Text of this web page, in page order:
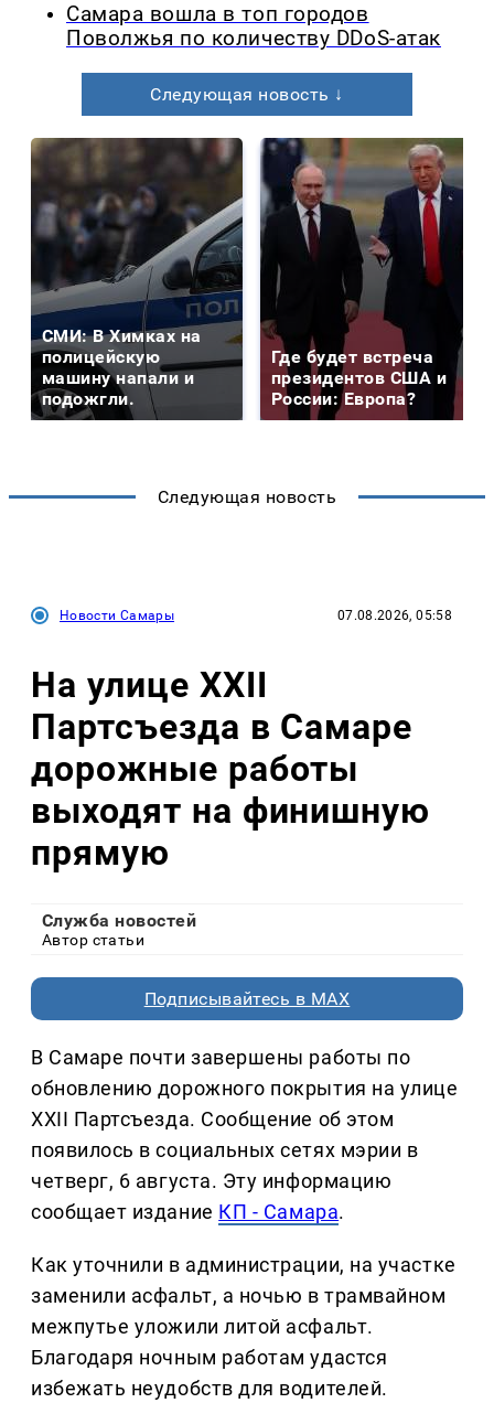
Самара вошла в топ городов
Поволжья по количеству DDoS-атак
Следующая новость ↓
СМИ: В Химках на
полицейскую
машину напали и
подожгли.
Где будет встреча
президентов США и
России: Европа?
Следующая новость
Новости Самары 07.08.2026, 05:58
На улице XXII
Партсъезда в Самаре
дорожные работы
выходят на финишную
прямую
Служба новостей
Автор статьи
Подписывайтесь в MAX
В Самаре почти завершены работы по
обновлению дорожного покрытия на улице
XXII Партсъезда. Сообщение об этом
появилось в социальных сетях мэрии в
четверг, 6 августа. Эту информацию
сообщает издание КП - Самара.
Как уточнили в администрации, на участке
заменили асфальт, а ночью в трамвайном
межпутье уложили литой асфальт.
Благодаря ночным работам удастся
избежать неудобств для водителей.